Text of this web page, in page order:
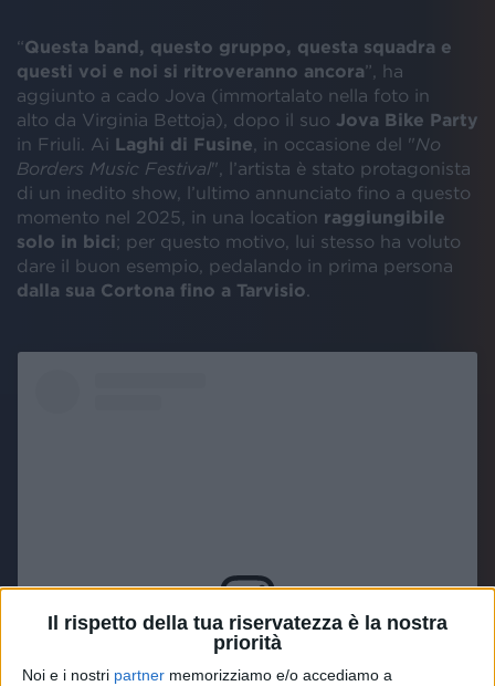
Il rispetto della tua riservatezza è la nostra
priorità
Noi e i nostri partner memorizziamo e/o accediamo a
“Questa band, questo gruppo, questa squadra e
questi voi e noi si ritroveranno ancora”, ha
aggiunto a cado Jova (immortalato nella foto in
alto da Virginia Bettoja), dopo il suo Jova Bike Party
in Friuli. Ai Laghi di Fusine , in occasione del "No
Borders Music Festival", l’artista è stato protagonista
di un inedito show, l’ultimo annunciato fino a questo
momento nel 2025, in una location raggiungibile
solo in bici; per questo motivo, lui stesso ha voluto
dare il buon esempio, pedalando in prima persona
dalla sua Cortona fino a Tarvisio